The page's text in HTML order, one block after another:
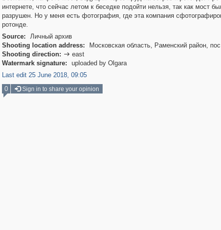
интернете, что сейчас летом к беседке подойти нельзя, так как мост
разрушен. Но у меня есть фотография, где эта компания
ротонде.
Source:
Личный архив
Shooting location address:
Московская область, Раменский район,
Shooting direction:  east
Watermark signature:
uploaded by Olgara
Last edit 25 June 2018, 09:05
0
Sign in to share your opinion